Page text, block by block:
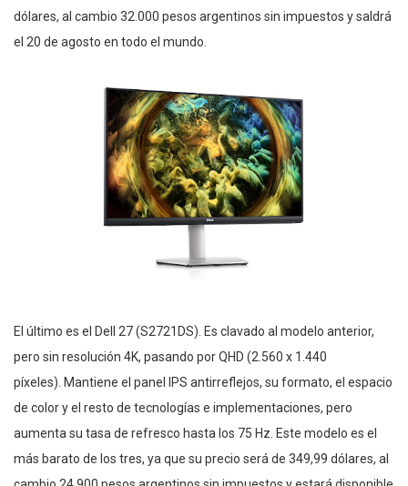
dólares, al cambio 32.000 pesos argentinos sin impuestos y saldrá
el 20 de agosto en todo el mundo.
El último es el Dell 27 (S2721DS). Es clavado al modelo anterior,
pero sin resolución 4K, pasando por QHD (2.560 x 1.440
píxeles). Mantiene el panel IPS antirreflejos, su formato, el espacio
de color y el resto de tecnologías e implementaciones, pero
aumenta su tasa de refresco hasta los 75 Hz. Este modelo es el
más barato de los tres, ya que su precio será de 349,99 dólares, al